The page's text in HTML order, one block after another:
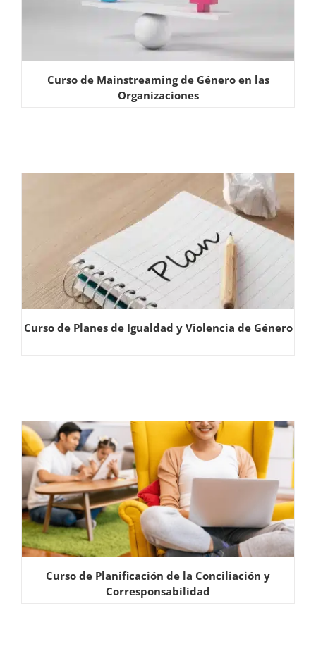
Curso de Mainstreaming de Género en las
Organizaciones
Curso de Planes de Igualdad y Violencia de Género
Curso de Planificación de la Conciliación y
Corresponsabilidad